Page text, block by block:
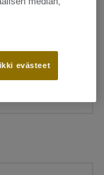
evästeet